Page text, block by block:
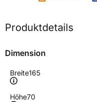
Produktdetails
Dimension
Breite165
Höhe70